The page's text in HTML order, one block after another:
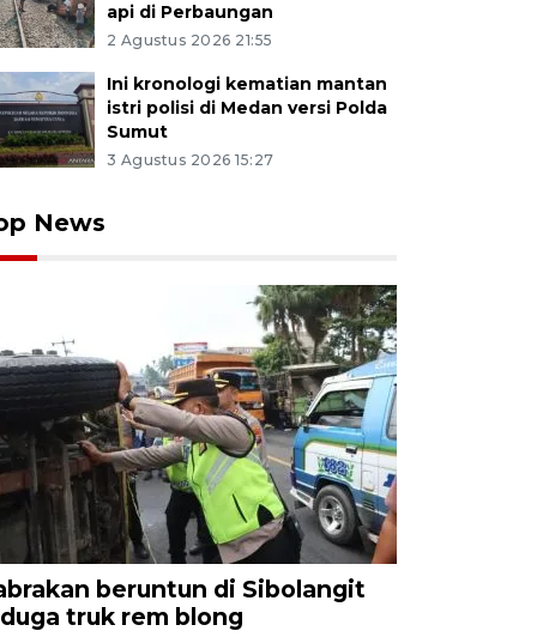
api di Perbaungan
2 Agustus 2026 21:55
Ini kronologi kematian mantan
istri polisi di Medan versi Polda
Sumut
3 Agustus 2026 15:27
News
beruntun di Sibolangit
truk rem blong